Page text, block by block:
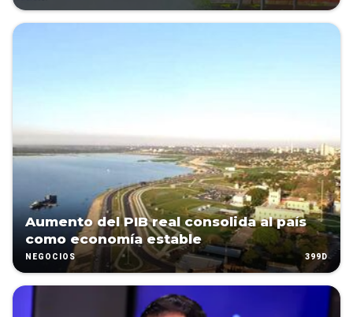
Aumento del PIB real consolida al país
como economía estable
NEGOCIOS 399D